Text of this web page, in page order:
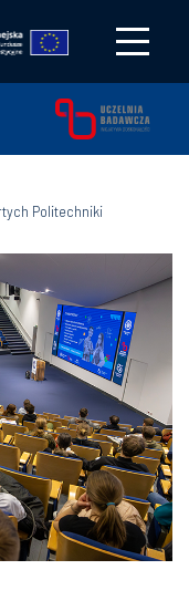
Politechniki